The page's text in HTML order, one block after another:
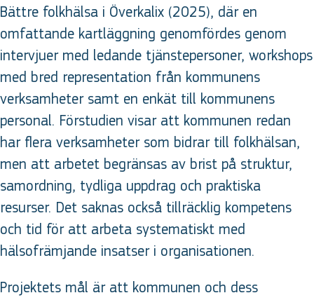
Bättre folkhälsa i Överkalix (2025), där en
omfattande kartläggning genomfördes genom
intervjuer med ledande tjänstepersoner, workshops
med bred representation från kommunens
verksamheter samt en enkät till kommunens
personal. Förstudien visar att kommunen redan
har flera verksamheter som bidrar till folkhälsan,
men att arbetet begränsas av brist på struktur,
samordning, tydliga uppdrag och praktiska
resurser. Det saknas också tillräcklig kompetens
och tid för att arbeta systematiskt med
hälsofrämjande insatser i organisationen.
Projektets mål är att kommunen och dess